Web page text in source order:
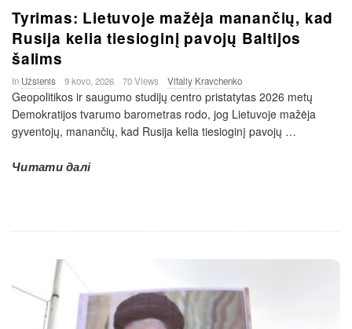
Tyrimas: Lietuvoje mažėja manančių, kad
Rusija kelia tiesioginį pavojų Baltijos
šalims
In Užsienis 9 kovo, 2026 70 Views Vitaliy Kravchenko
Geopolitikos ir saugumo studijų centro pristatytas 2026 metų
Demokratijos tvarumo barometras rodo, jog Lietuvoje mažėja
gyventojų, manančių, kad Rusija kelia tiesioginį pavojų …
Читати далі